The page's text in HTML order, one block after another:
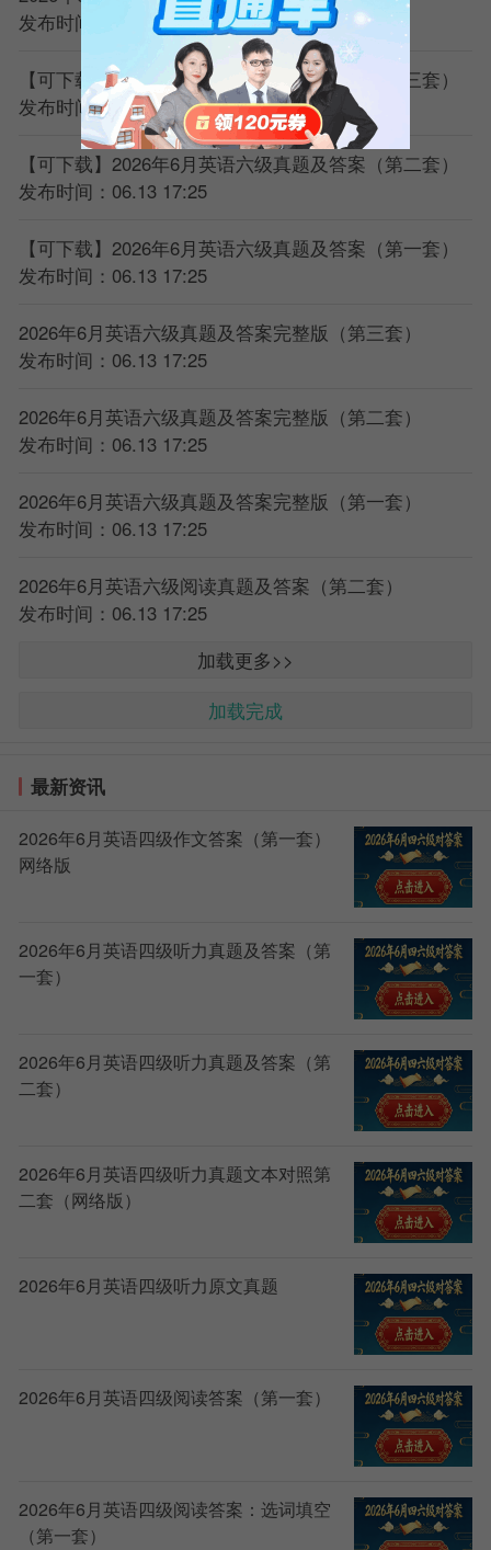
听力结束后完成剩余考项(阅读和翻译)
17：25全部考试结束。
发布时间：06.13 17:25
【可下载】2026年6月英语六级真题及答案（第三套）
发布时间：06.13 17:25
【可下载】2026年6月英语六级真题及答案（第二套）
发布时间：06.13 17:25
【可下载】2026年6月英语六级真题及答案（第一套）
发布时间：06.13 17:25
2026年6月英语六级真题及答案完整版（第三套）
发布时间：06.13 17:25
2026年6月英语六级真题及答案完整版（第二套）
发布时间：06.13 17:25
2026年6月英语六级真题及答案完整版（第一套）
发布时间：06.13 17:25
2026年6月英语六级阅读真题及答案（第二套）
发布时间：06.13 17:25
加载更多>>
加载完成
最新资讯
2026年6月英语四级作文答案（第一套）
网络版
2026年6月英语四级听力真题及答案（第
一套）
2026年6月英语四级听力真题及答案（第
二套）
2026年6月英语四级听力真题文本对照第
二套（网络版）
2026年6月英语四级听力原文真题
2026年6月英语四级阅读答案（第一套）
2026年6月英语四级阅读答案：选词填空
（第一套）